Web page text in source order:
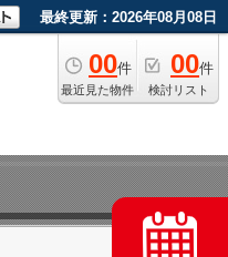
最終更新：2026年08月08日
00件
最近見た物件
00件
検討リスト